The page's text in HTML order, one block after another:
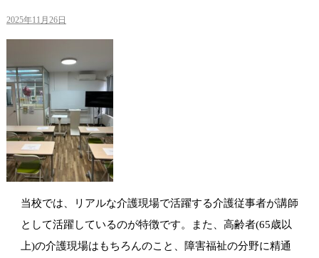
2025年11月26日
当校では、リアルな介護現場で活躍する介護従事者が講師
として活躍しているのが特徴です。また、高齢者(65歳以
上)の介護現場はもちろんのこと、障害福祉の分野に精通